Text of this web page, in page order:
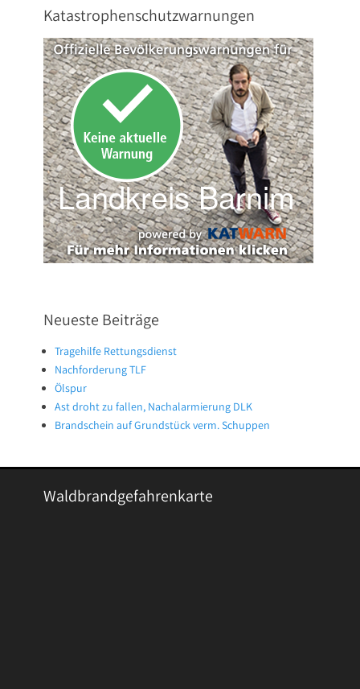
Katastrophenschutzwarnungen
Neueste Beiträge
Tragehilfe Rettungsdienst
Nachforderung TLF
Ölspur
Ast droht zu fallen, Nachalarmierung DLK
Brandschein auf Grundstück verm. Schuppen
Waldbrandgefahrenkarte